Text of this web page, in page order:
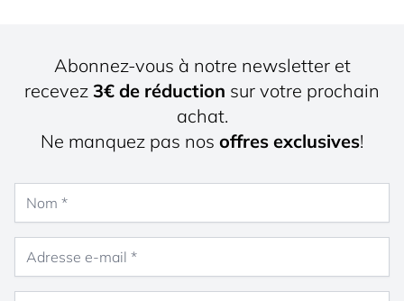
Abonnez-vous à notre newsletter et
recevez 3€ de réduction sur votre prochain
achat.
Ne manquez pas nos offres exclusives!